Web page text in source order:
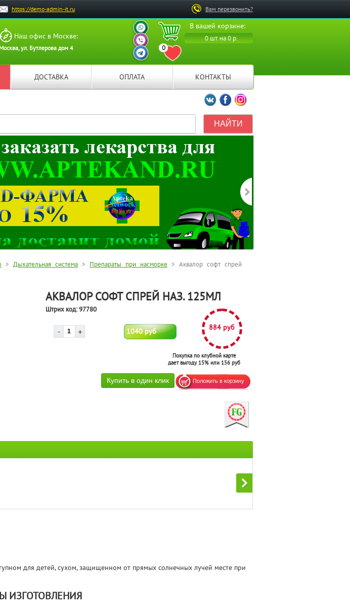
Вам перезвонить?
https://demo-admin-it.ru
В вашей корзине:
0 шт. на 0 р.
0
ПЕРЕЙТИ В ИЗБРАННОЕ
ВАШ ПЕРСОНАЛЬНЫЙ
МЕНЕДЖЕР
ВАШ ПЕРСОНАЛЬНЫЙ
МЕНЕДЖЕР
ВАШ ПЕРСОНАЛЬНЫЙ
МЕНЕДЖЕР
Наш офис в Москве:
Москва, ул. Бутлерова дом 4
ДОСТАВКА ОПЛАТА КОНТАКТЫ
Мы ВКонтакте
Мы на Facebook
Мы в Instagramm
> Дыхательная система > Препараты при насморке > Аквалор софт спрей
АКВАЛОР СОФТ СПРЕЙ НАЗ. 125МЛ
Штрих код:97780
1040 руб 884 руб
Покупка по клубной карте
дает выгоду 15% или 156 руб
для детей, сухом, защищенном от прямых солнечных лучей месте при
ИЗГОТОВЛЕНИЯ